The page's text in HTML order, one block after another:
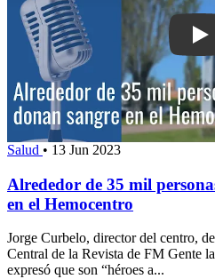
Salud • 13 Jun 2023
Alrededor de 35 mil
en el Hemocentro
Jorge Curbelo, director del centro,
Central de la Revista de FM Gente
expresó que son “héroes a...